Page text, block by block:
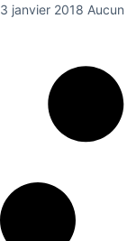
3 janvier 2018